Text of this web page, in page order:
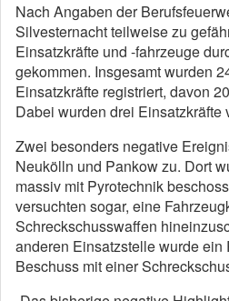
Nach Angaben der
Silvesternacht teilweise zu
Einsatzkräfte und -fahrzeuge
gekommen. Insgesamt wurden
Einsatzkräfte registriert, davon
Dabei wurden drei Einsatzkräfte
Zwei besonders negative
Neukölln und Pankow zu. Dort
massiv mit Pyrotechnik
versuchten sogar, eine
Schreckschusswaffen
anderen Einsatzstelle wurde ein
Beschuss mit einer